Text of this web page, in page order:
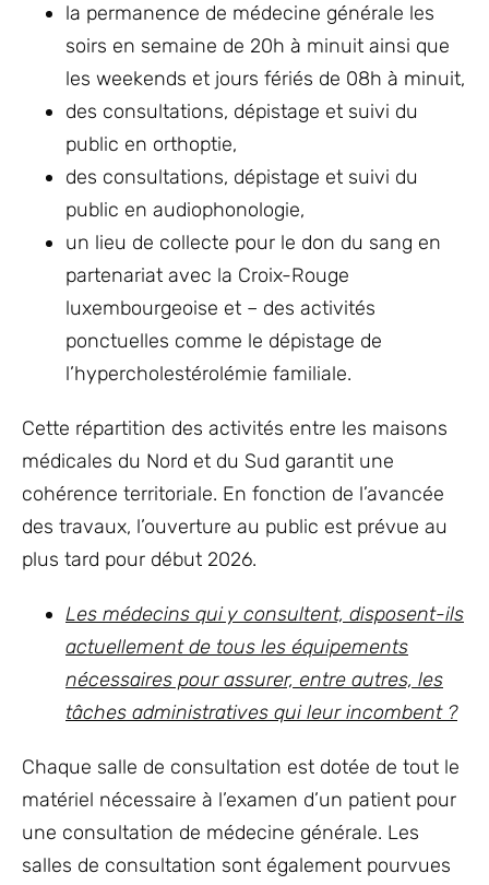
la permanence de médecine générale les
soirs en semaine de 20h à minuit ainsi que
les weekends et jours fériés de 08h à minuit,
des consultations, dépistage et suivi du
public en orthoptie,
des consultations, dépistage et suivi du
public en audiophonologie,
un lieu de collecte pour le don du sang en
partenariat avec la Croix-Rouge
luxembourgeoise et – des activités
ponctuelles comme le dépistage de
l’hypercholestérolémie familiale.
Cette répartition des activités entre les maisons
médicales du Nord et du Sud garantit une
cohérence territoriale. En fonction de l’avancée
des travaux, l’ouverture au public est prévue au
plus tard pour début 2026.
Les médecins qui y consultent, disposent-ils
actuellement de tous les équipements
nécessaires pour assurer, entre autres, les
tâches administratives qui leur incombent ?
Chaque salle de consultation est dotée de tout le
matériel nécessaire à l’examen d’un patient pour
une consultation de médecine générale. Les
salles de consultation sont également pourvues